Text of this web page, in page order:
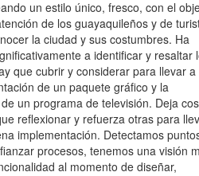
un estilo único, fresco, con el
de los guayaquileños y de
la ciudad y sus costumbres. Ha
a identificar y resaltar
que cubrir y considerar para llevar a
de un paquete gráfico y la
un programa de televisión. Deja
reflexionar y refuerza otras para
implementación. Detectamos
procesos, tenemos una visión
al momento de diseñar,